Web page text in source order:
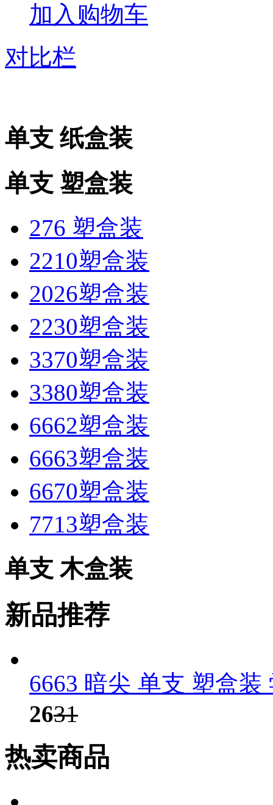
加入购物车
对比栏
单支 纸盒装
单支 塑盒装
276 塑盒装
2210塑盒装
2026塑盒装
2230塑盒装
3370塑盒装
3380塑盒装
6662塑盒装
6663塑盒装
6670塑盒装
7713塑盒装
单支 木盒装
新品推荐
6663 暗尖 单支 塑盒
2631
热卖商品